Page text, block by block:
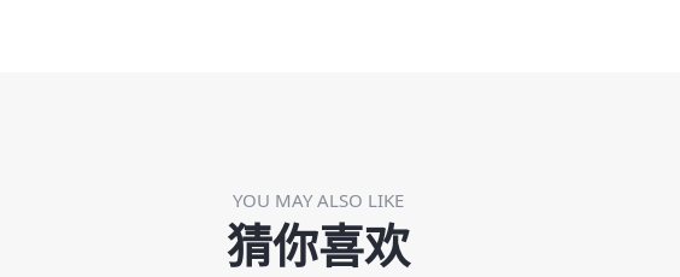
YOU MAY ALSO LIKE
猜你喜欢